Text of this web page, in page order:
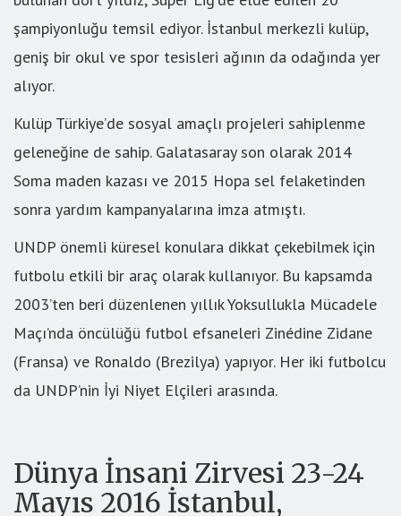
şampiyonluğu temsil ediyor. İstanbul merkezli kulüp,
geniş bir okul ve spor tesisleri ağının da odağında yer
alıyor.
Kulüp Türkiye’de sosyal amaçlı projeleri sahiplenme
geleneğine de sahip. Galatasaray son olarak 2014
Soma maden kazası ve 2015 Hopa sel felaketinden
sonra yardım kampanyalarına imza atmıştı.
UNDP önemli küresel konulara dikkat çekebilmek için
futbolu etkili bir araç olarak kullanıyor. Bu kapsamda
2003’ten beri düzenlenen yıllık Yoksullukla Mücadele
Maçı’nda öncülüğü futbol efsaneleri Zinédine Zidane
(Fransa) ve Ronaldo (Brezilya) yapıyor. Her iki futbolcu
da UNDP’nin İyi Niyet Elçileri arasında.
Dünya İnsani Zirvesi 23-24
Mayıs 2016 İstanbul,